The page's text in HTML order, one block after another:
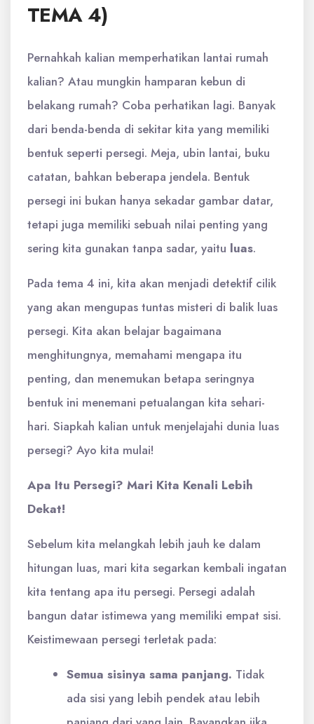
TEMA 4)
Pernahkah kalian memperhatikan lantai rumah
kalian? Atau mungkin hamparan kebun di
belakang rumah? Coba perhatikan lagi. Banyak
dari benda-benda di sekitar kita yang memiliki
bentuk seperti persegi. Meja, ubin lantai, buku
catatan, bahkan beberapa jendela. Bentuk
persegi ini bukan hanya sekadar gambar datar,
tetapi juga memiliki sebuah nilai penting yang
sering kita gunakan tanpa sadar, yaitu luas.
Pada tema 4 ini, kita akan menjadi detektif cilik
yang akan mengupas tuntas misteri di balik luas
persegi. Kita akan belajar bagaimana
menghitungnya, memahami mengapa itu
penting, dan menemukan betapa seringnya
bentuk ini menemani petualangan kita sehari-
hari. Siapkah kalian untuk menjelajahi dunia luas
persegi? Ayo kita mulai!
Apa Itu Persegi? Mari Kita Kenali Lebih
Dekat!
Sebelum kita melangkah lebih jauh ke dalam
hitungan luas, mari kita segarkan kembali ingatan
kita tentang apa itu persegi. Persegi adalah
bangun datar istimewa yang memiliki empat sisi.
Keistimewaan persegi terletak pada:
Semua sisinya sama panjang. Tidak
ada sisi yang lebih pendek atau lebih